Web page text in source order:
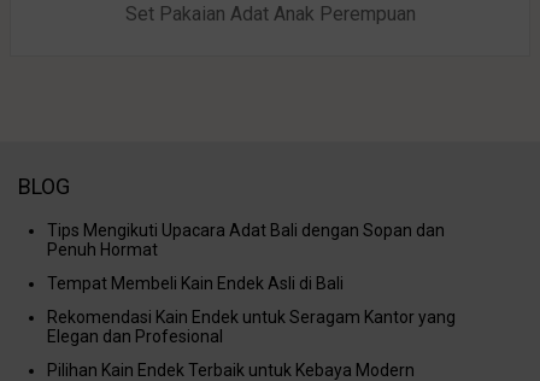
Set Pakaian Adat Anak Perempuan
BLOG
Tips Mengikuti Upacara Adat Bali dengan Sopan dan
Penuh Hormat
Tempat Membeli Kain Endek Asli di Bali
Rekomendasi Kain Endek untuk Seragam Kantor yang
Elegan dan Profesional
Pilihan Kain Endek Terbaik untuk Kebaya Modern